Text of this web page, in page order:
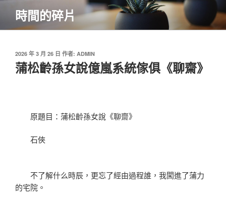
主
時間的碎片
發
佈
於
2026 年 3 月 26 日 作者: ADMIN
蒲松齡孫女說億嵐系統傢俱《聊齋》
原題目：蒲松齡孫女說《聊齋》
石俠
不了解什么時辰，更忘了經由過程誰，我闖進了蒲力
的宅院。